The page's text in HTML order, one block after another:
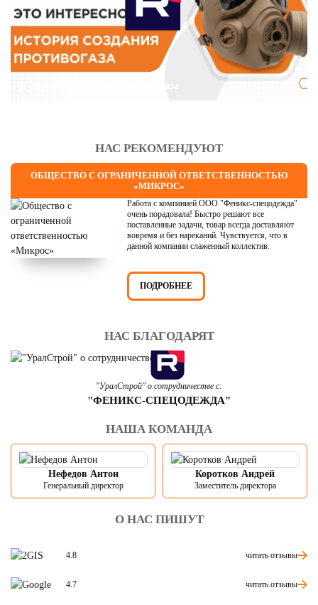
НАС РЕКОМЕНДУЮТ
ОБЩЕСТВО С ОГРАНИЧЕННОЙ ОТВЕТСТВЕННОСТЬЮ
«МИКРОС»
Работа с компанией ООО "Феникс-спецодежда"
очень порадовала! Быстро решают все
поставленные задачи, товар всегда доставляют
вовремя и без нареканий. Чувствуется, что в
данной компании слаженный коллектив.
ПОДРОБНЕЕ
НАС БЛАГОДАРЯТ
"УралСтрой" о сотрудничестве с:
"ФЕНИКС-СПЕЦОДЕЖДА"
НАША КОМАНДА
Нефедов Антон
Генеральный директор
Коротков Андрей
Заместитель директора
О НАС ПИШУТ
4.8 читать отзывы
4.7 читать отзывы